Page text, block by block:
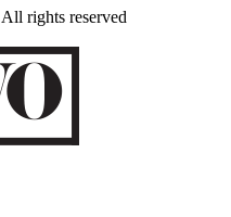
rights reserved